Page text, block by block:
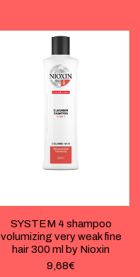
SYSTEM 4 shampoo
volumizing very weak fine
hair 300 ml by Nioxin
9,68€